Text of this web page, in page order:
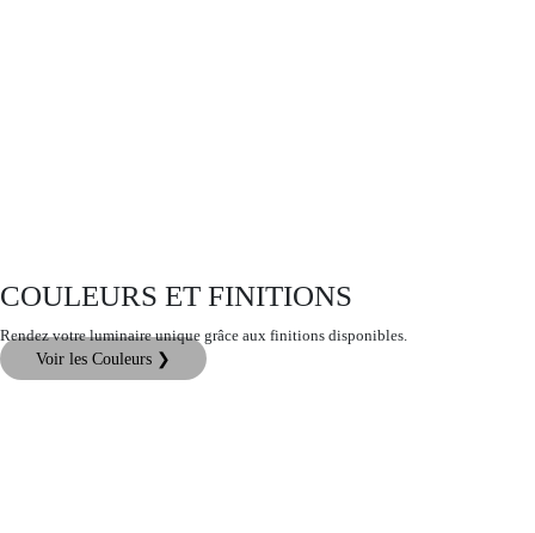
COULEURS ET FINITIONS
Rendez votre luminaire unique grâce aux finitions disponibles.
Voir les Couleurs ❯